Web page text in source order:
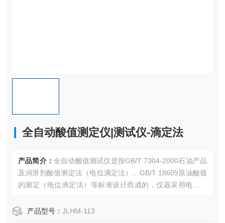
全自动酸值测定仪|测试仪-滴定法
产品简介： 全自动酸值测试仪是按GB/T 7304-2000石油产品
及润滑剂酸值测定法（电位滴定法）、GB/T 18609原油酸值
的测定（电位滴定法）等标准设计而成的，仪器采用电位滴
用于石化行业测定原油、石油产品、润滑剂等多种样品中酸
产品型号： JLHM-113